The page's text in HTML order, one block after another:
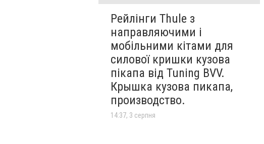
Рейлінги Thule з
направляючими і
мобільними кітами для
силової кришки кузова
пікапа від Tuning BVV.
Крышка кузова пикапа,
производство.
14:37, 3 серпня